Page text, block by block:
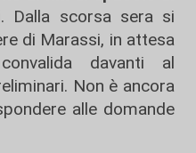
. Dalla scorsa sera si
di Marassi, in attesa
davanti al
Non è ancora
alle domande